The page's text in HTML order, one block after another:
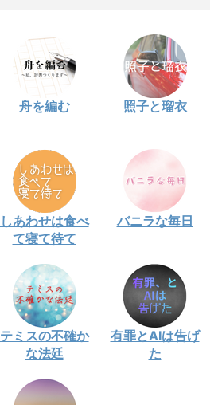
舟を編む 照子と瑠衣
しあわせは食べ
て寝て待て
バニラな毎日
テミスの不確か
な法廷
有罪とAIは告げ
た